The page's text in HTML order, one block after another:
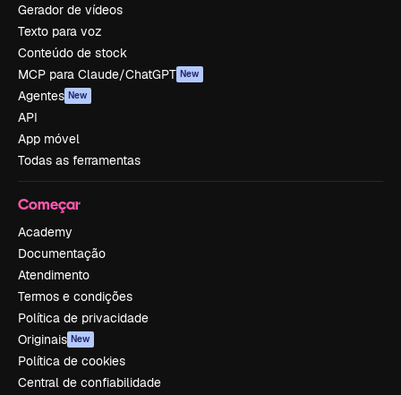
Gerador de vídeos
Texto para voz
Conteúdo de stock
MCP para Claude/ChatGPT New
Agentes New
API
App móvel
Todas as ferramentas
Começar
Academy
Documentação
Atendimento
Termos e condições
Política de privacidade
Originais New
Política de cookies
Central de confiabilidade